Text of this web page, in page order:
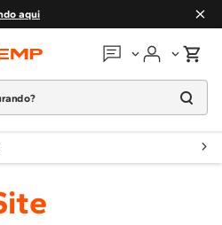
aqui